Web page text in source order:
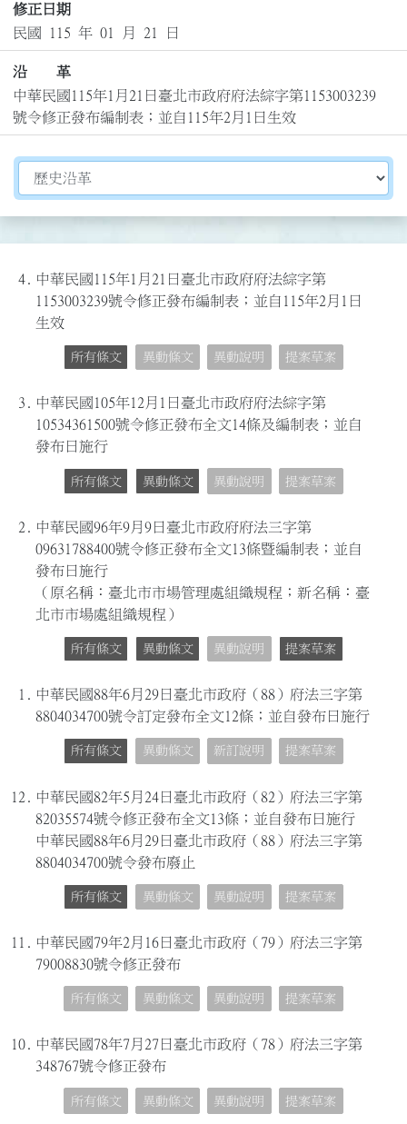
修正日期
民國 115 年 01 月 21 日
沿 革
中華民國115年1月21日臺北市政府府法綜字第1153003239
號令修正發布編制表；並自115年2月1日生效
切換選擇法規資訊內容
4.
中華民國115年1月21日臺北市政府府法綜字第
1153003239號令修正發布編制表；並自115年2月1日
生效
所有條文 異動條文 異動說明 提案草案
3. 中華民國105年12月1日臺北市政府府法綜字第
10534361500號令修正發布全文14條及編制表；並自
發布日施行
所有條文 異動條文 異動說明 提案草案
2.
中華民國96年9月9日臺北市政府府法三字第
09631788400號令修正發布全文13條暨編制表；並自
發布日施行
（原名稱：臺北市市場管理處組織規程；新名稱：臺
北市市場處組織規程）
所有條文 異動條文 異動說明 提案草案
1. 中華民國88年6月29日臺北市政府（88）府法三字第
8804034700號令訂定發布全文12條；並自發布日施行
所有條文 異動條文 新訂說明 提案草案
12.
中華民國82年5月24日臺北市政府（82）府法三字第
82035574號令修正發布全文13條；並自發布日施行
中華民國88年6月29日臺北市政府（88）府法三字第
8804034700號令發布廢止
所有條文 異動條文 異動說明 提案草案
11.
中華民國79年2月16日臺北市政府（79）府法三字第
79008830號令修正發布
所有條文 異動條文 異動說明 提案草案
10. 中華民國78年7月27日臺北市政府（78）府法三字第
348767號令修正發布
所有條文 異動條文 異動說明 提案草案